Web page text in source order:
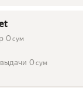
0 сум
выдачи 0 сум